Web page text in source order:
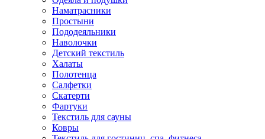
Наматрасники
Простыни
Пододеяльники
Наволочки
Детский текстиль
Халаты
Полотенца
Салфетки
Скатерти
Фартуки
Текстиль для сауны
Ковры